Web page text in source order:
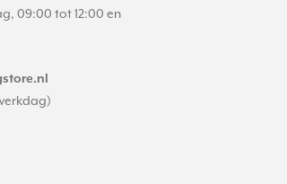
09:00 tot 12:00 en